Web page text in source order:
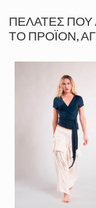
ΠΕΛΆΤΕΣ
ΤΟ ΠΡΟΪΌΝ,